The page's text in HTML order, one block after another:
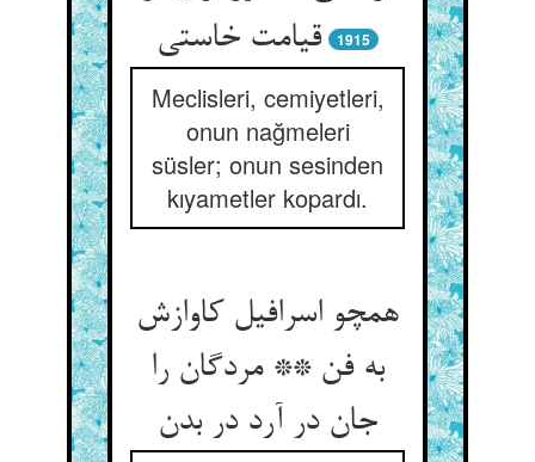
1915
Meclisleri, cemiyetleri,
onun nağmeleri
süsler; onun sesinden
kıyametler kopardı.
همچو اسرافیل کاوازش
به فن ** مردگان را